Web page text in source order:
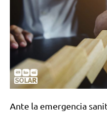
Ante la emergencia